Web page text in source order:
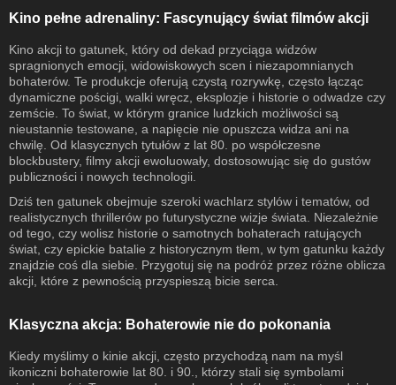
Kino pełne adrenaliny: Fascynujący świat filmów akcji
Kino akcji to gatunek, który od dekad przyciąga widzów
spragnionych emocji, widowiskowych scen i niezapomnianych
bohaterów. Te produkcje oferują czystą rozrywkę, często łącząc
dynamiczne pościgi, walki wręcz, eksplozje i historie o odwadze czy
zemście. To świat, w którym granice ludzkich możliwości są
nieustannie testowane, a napięcie nie opuszcza widza ani na
chwilę. Od klasycznych tytułów z lat 80. po współczesne
blockbustery, filmy akcji ewoluowały, dostosowując się do gustów
publiczności i nowych technologii.
Dziś ten gatunek obejmuje szeroki wachlarz stylów i tematów, od
realistycznych thrillerów po futurystyczne wizje świata. Niezależnie
od tego, czy wolisz historie o samotnych bohaterach ratujących
świat, czy epickie batalie z historycznym tłem, w tym gatunku każdy
znajdzie coś dla siebie. Przygotuj się na podróż przez różne oblicza
akcji, które z pewnością przyspieszą bicie serca.
Klasyczna akcja: Bohaterowie nie do pokonania
Kiedy myślimy o kinie akcji, często przychodzą nam na myśl
ikoniczni bohaterowie lat 80. i 90., którzy stali się symbolami